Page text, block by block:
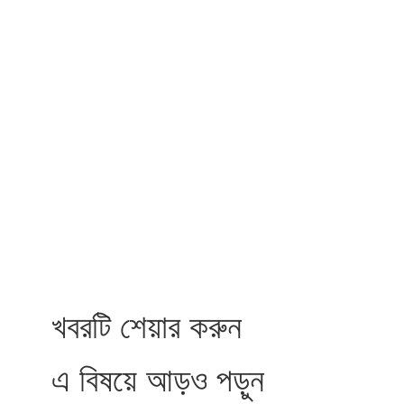
খবরটি শেয়ার করুন
এ বিষয়ে আড়ও পড়ুন